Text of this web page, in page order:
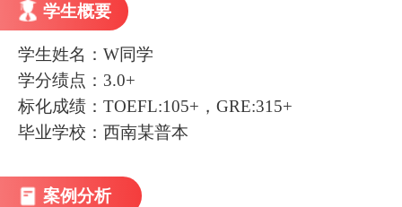
学生概要
学生姓名：W同学
学分绩点：3.0+
标化成绩：TOEFL:105+，GRE:315+
毕业学校：西南某普本
案例分析